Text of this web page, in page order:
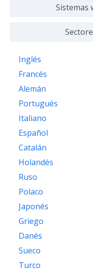
Sistemas
Inglés
Francés
Alemán
Portugués
Italiano
Español
Catalán
Holandés
Ruso
Polaco
Japonés
Griego
Danés
Sueco
Turco